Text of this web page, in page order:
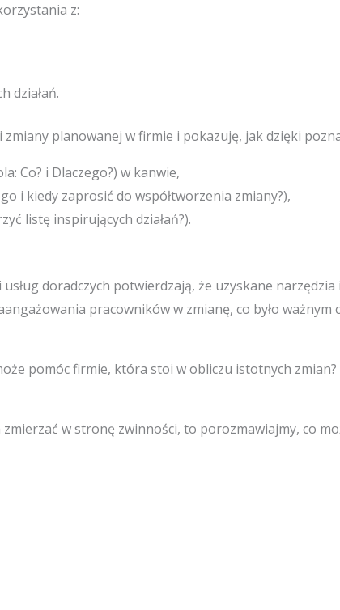
z:
działań.
planowanej w firmie i pokazuję, jak dzięki
Co? i Dlaczego?) w kanwie,
i kiedy zaprosić do współtworzenia zmiany?),
listę inspirujących działań?).
doradczych potwierdzają, że uzyskane narzędzia
pracowników w zmianę, co było ważnym
pomóc firmie, która stoi w obliczu istotnych zmian?
w stronę zwinności, to porozmawiajmy, co